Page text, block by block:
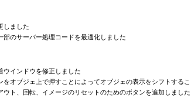
しました
のサーバー処理コードを最適化しました
ウインドウを修正しました
オブジェ上で押すことによってオブジェの表示をシフトする
ト、回転、イメージのリセットのためのボタンを追加しました